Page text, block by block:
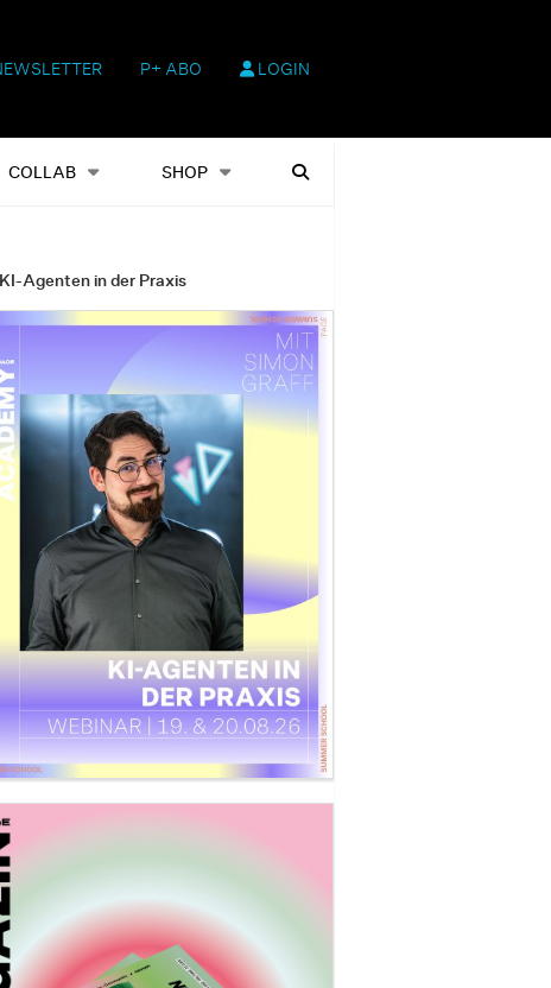
P+ ABO LOGIN
COLLAB SHOP
Shop Heftausgaben Suchen
KI-Agenten in der Praxis